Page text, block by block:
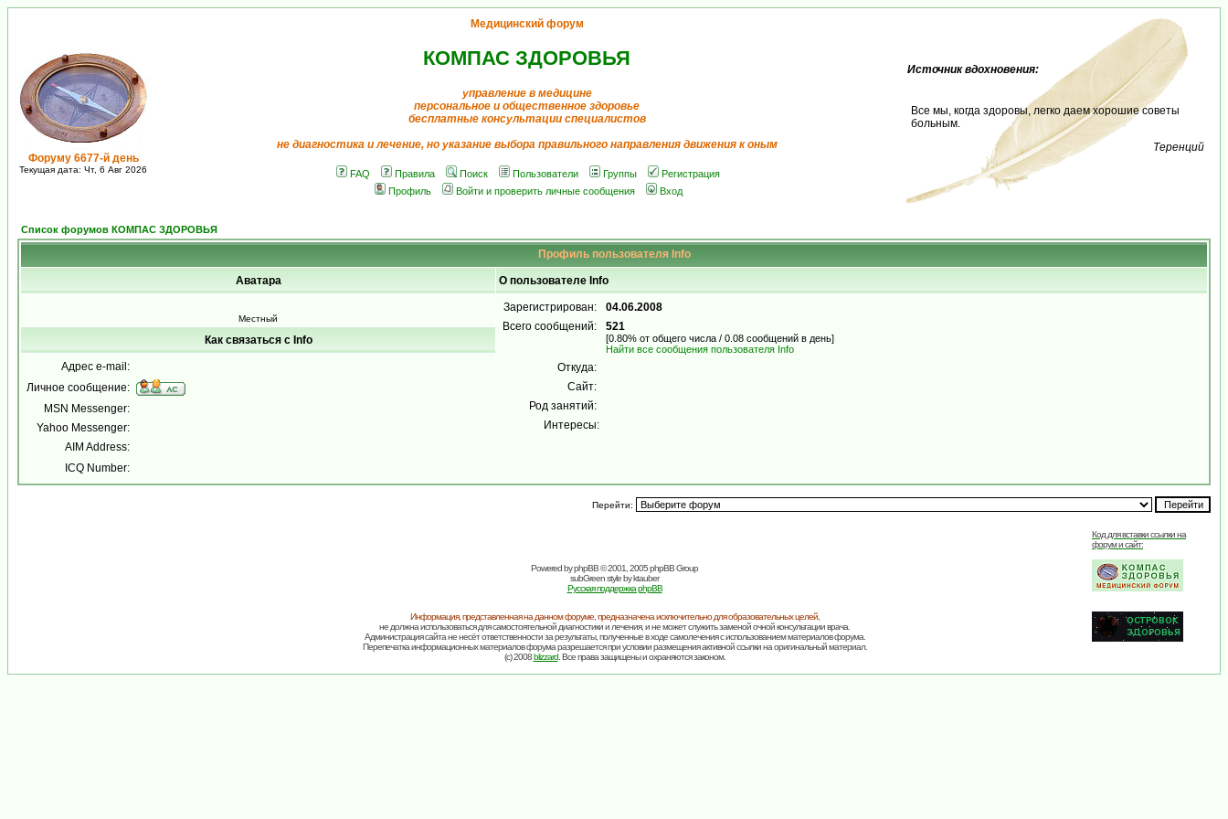
Форуму 6677-й день
Текущая дата: Чт, 6 Авг 2026
Медицинский форум
КОМПАС ЗДОРОВЬЯ
управление в медицине
персональное и общественное здоровье
бесплатные консультации специалистов
не диагностика и лечение, но указание выбора правильного направления движения к оным
FAQ Правила Поиск Пользователи Группы
Регистрация
Профиль
Войти и проверить личные сообщения Вход
Источник вдохновения:
Все мы, когда здоровы, легко даем хорошие советы
больным.
Теренций
Список форумов КОМПАС ЗДОРОВЬЯ
Профиль пользователя Info
Аватара О пользователе Info
Местный
Зарегистрирован:
04.06.2008
Всего сообщений:
521
[0.80% от общего числа / 0.08 сообщений в день]
Найти все сообщения пользователя Info
Откуда:
Сайт:
Род занятий:
Интересы:
Как связаться с Info
Адрес e-mail:
Личное сообщение:
MSN Messenger:
Yahoo Messenger:
AIM Address:
ICQ Number:
Перейти:
Powered byphpBB© 2001, 2005 phpBB Group
subGreen style byktauber
Русская поддержка phpBB
Код для вставки ссылки на
форум и сайт:
Информация, представленная на данном форуме, предназначена исключительно для образовательных целей,
не должна использоваться для самостоятельной диагностики и лечения, и не может служить заменой очной консультации врача.
Администрация сайта не несёт ответственности за результаты, полученные в ходе самолечения с использованием материалов форума.
Перепечатка информационных материалов форума разрешается при условии размещения активной ссылки на оригинальный материал.
(c) 2008blizzard. Все права защищены и охраняются законом.